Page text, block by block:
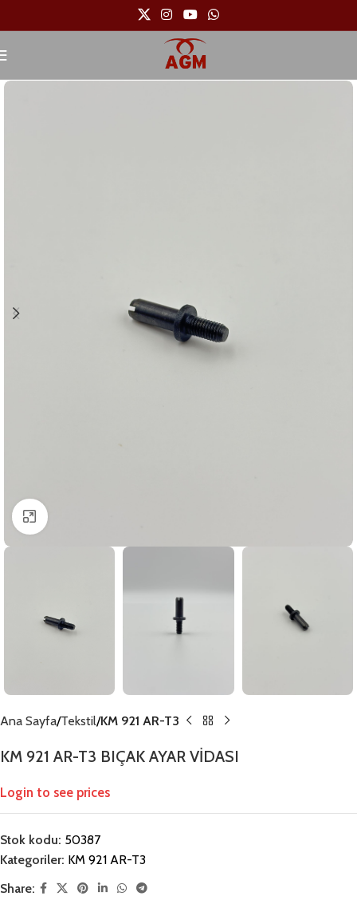
Click to enlarge
Ana Sayfa Tekstil KM 921 AR-T3
KM 921 AR-T3 BIÇAK AYAR VİDASI
Login to see prices
Stok kodu: 50387
Kategoriler: KM 921 AR-T3
Share: